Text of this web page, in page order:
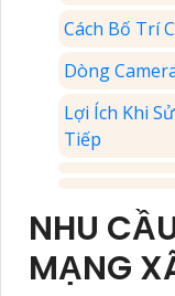
Cách Bố Trí
Dòng
Lợi Ích Khi
Tiếp
NHU
MẠNG